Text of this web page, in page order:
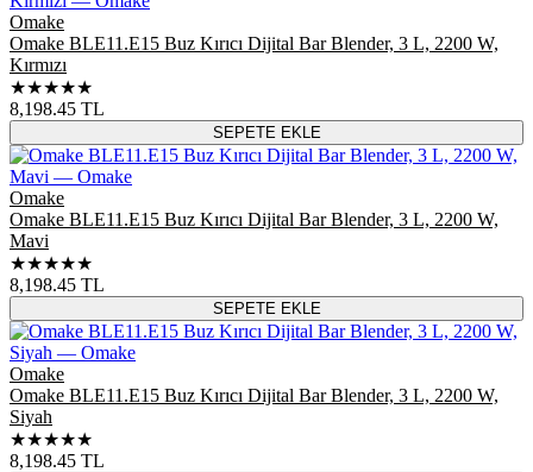
Omake
Omake BLE11.E15 Buz Kırıcı Dijital Bar Blender, 3 L, 2200 W,
Kırmızı
★★★★★
8,198.45 TL
SEPETE EKLE
Omake
Omake BLE11.E15 Buz Kırıcı Dijital Bar Blender, 3 L, 2200 W,
Mavi
★★★★★
8,198.45 TL
SEPETE EKLE
Omake
Omake BLE11.E15 Buz Kırıcı Dijital Bar Blender, 3 L, 2200 W,
Siyah
★★★★★
8,198.45 TL